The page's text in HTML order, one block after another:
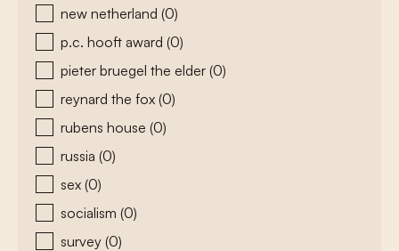
new netherland (0)
p.c. hooft award (0)
pieter bruegel the elder (0)
reynard the fox (0)
rubens house (0)
russia (0)
sex (0)
socialism (0)
survey (0)